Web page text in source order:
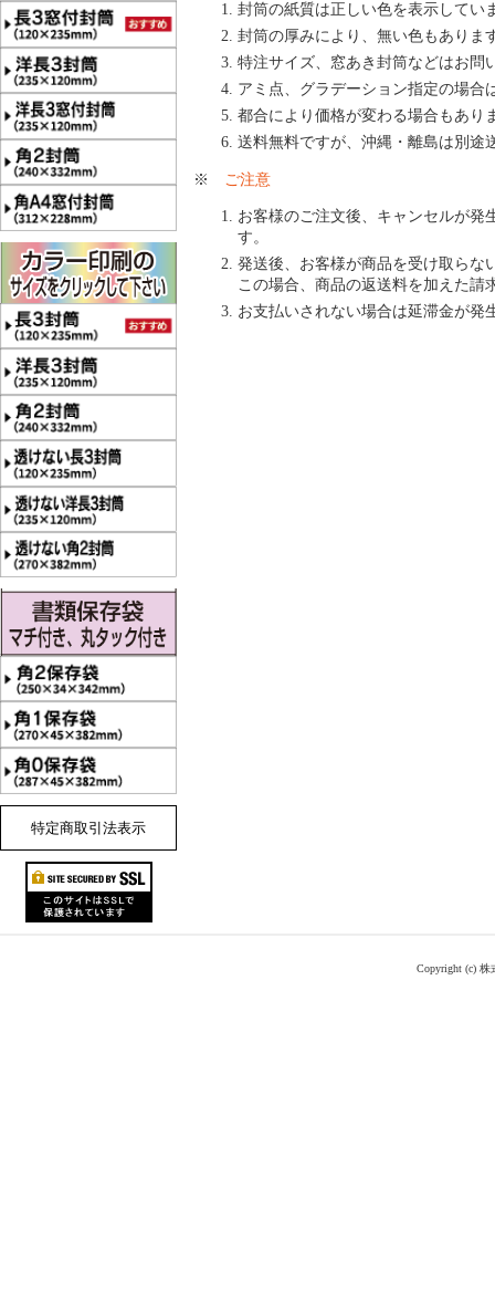
特定商取引法表示
封筒の紙質は正しい色を表示してい
封筒の厚みにより、無い色もありま
特注サイズ、窓あき封筒などはお問
アミ点、グラデーション指定の場合
都合により価格が変わる場合もあり
送料無料ですが、沖縄・離島は別途
※ ご注意
お客様のご注文後、キャンセルが発
す。
発送後、お客様が商品を受け取らな
この場合、商品の返送料を加えた請
お支払いされない場合は延滞金が発
Copyright (c)